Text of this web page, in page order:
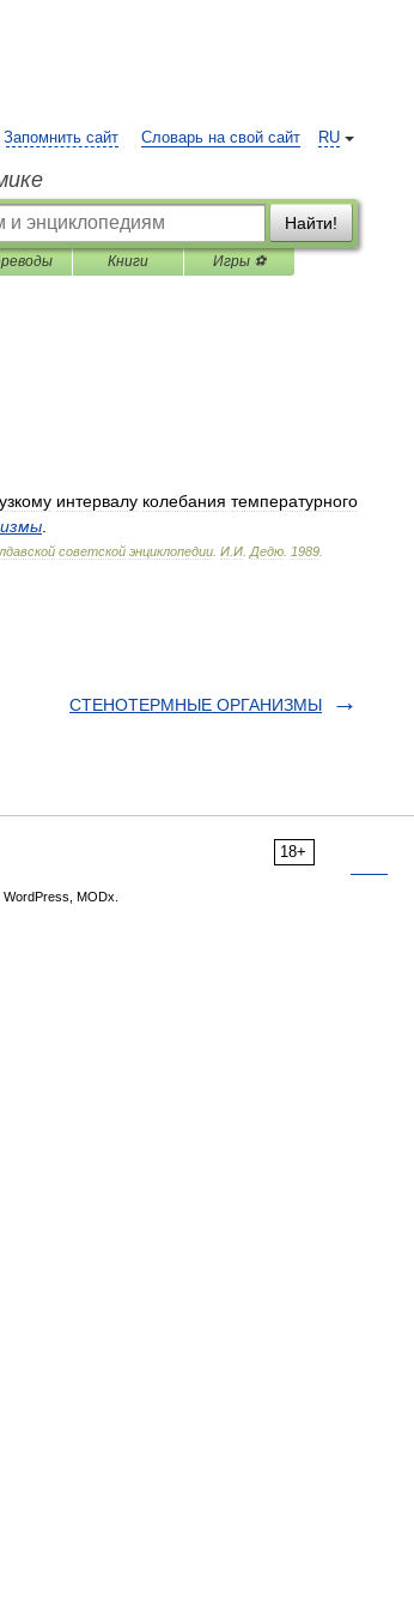
RU
Запомнить сайт Словарь на свой сайт
Найти!
Книги Игры ⚽
узкому интервалу колебания температурного
советской энциклопедии И И Дедю 1989
СТЕНОТЕРМНЫЕ ОРГАНИЗМЫ
18+
WordPress, MODx.